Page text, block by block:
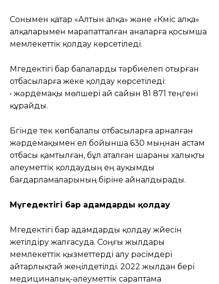
Сонымен қатар «Алтын алқа» және «Күміс алқа»
алқаларымен марапатталған аналарға қосымша
мемлекеттік қолдау көрсетіледі.
Мүгедектігі бар балаларды тәрбиелеп отырған
отбасыларға жеке қолдау көрсетіледі:
• жәрдемақы мөлшері ай сайын 81 871 теңгені
құрайды.
Бүгінде тек көпбалалы отбасыларға арналған
жәрдемақымен ел бойынша 630 мыңнан астам
отбасы қамтылған, бұл аталған шараны халықты
әлеуметтік қолдаудың ең ауқымды
бағдарламаларының біріне айналдырады.
Мүгедектігі бар адамдарды қолдау
Мүгедектігі бар адамдарды қолдау жүйесін
жетілдіру жалғасуда. Соңғы жылдары
мемлекеттік қызметтерді алу рәсімдері
айтарлықтай жеңілдетілді. 2022 жылдан бері
медициналық-әлеуметтік сараптама